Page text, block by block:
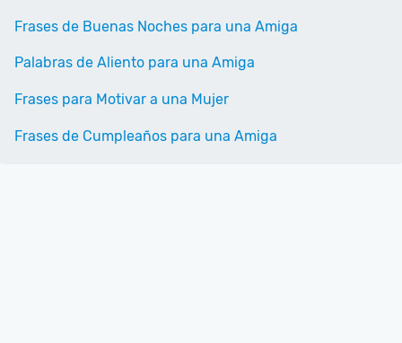
Frases de Buenas Noches para una Amiga
Palabras de Aliento para una Amiga
Frases para Motivar a una Mujer
Frases de Cumpleaños para una Amiga